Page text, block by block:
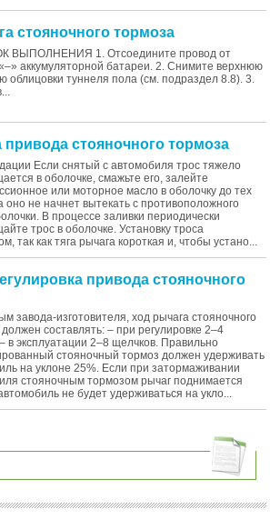
стояночного тормоза
ВЫПОЛНЕНИЯ 1. Отсоедините провод от
аккумуляторной батареи. 2. Снимите верхнюю
облицовки туннеля пола (см. подраздел 8.8). 3.
привода стояночного тормоза
Если снятый с автомобиля трос тяжело
в оболочке, смажьте его, залейте
или моторное масло в оболочку до тех
оно не начнет вытекать с противоположного
В процессе заливки периодически
трос в оболочке. Установку троса
так как тяга рычага короткая и, чтобы устано...
привода стояночного
завода-изготовителя, ход рычага стояночного
составлять: – при регулировке 2–4
в эксплуатации 2–8 щелчков. Правильно
стояночный тормоз должен удерживать
на уклоне 25%. Если при затормаживании
стояночным тормозом рычаг поднимается
не будет удерживаться на укло...